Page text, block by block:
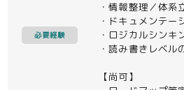
必要経験
・情報整理／体系
・ドキュメンテー
・ロジカルシンキ
・読み書きレベル
【尚可】